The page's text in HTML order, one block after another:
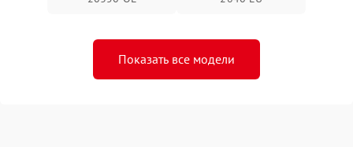
Показать все модели